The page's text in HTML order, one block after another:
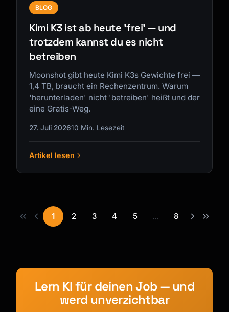
BLOG
Kimi K3 ist ab heute 'frei' — und
trotzdem kannst du es nicht
betreiben
Moonshot gibt heute Kimi K3s Gewichte frei —
1,4 TB, braucht ein Rechenzentrum. Warum
'herunterladen' nicht 'betreiben' heißt und der
eine Gratis-Weg.
27. Juli 202610 Min. Lesezeit
Artikel lesen
1 2 3 4 5 ... 8
Lern KI für deinen Job — und
werd unverzichtbar